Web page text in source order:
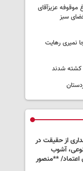
عزیزآقای
سبز
نمیری رهایت
از حقیقت در
آشوب
اعتماد/ **منصور